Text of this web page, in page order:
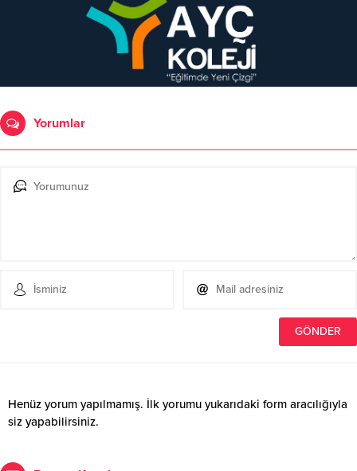
Yorumlar
Henüz yorum yapılmamış. İlk yorumu yukarıdaki form aracılığıyla
siz yapabilirsiniz.